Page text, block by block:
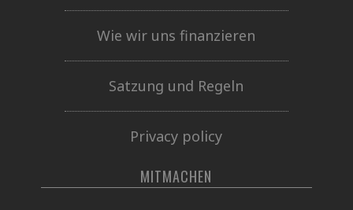
Wie wir uns finanzieren
Satzung und Regeln
Privacy policy
MITMACHEN